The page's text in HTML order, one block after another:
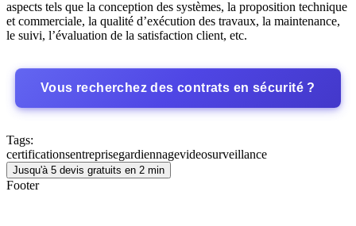
aspects tels que la conception des systèmes, la proposition technique
et commerciale, la qualité d’exécution des travaux, la maintenance,
le suivi, l’évaluation de la satisfaction client, etc.
Vous recherchez des contrats en sécurité ?
Tags:
certificationsentreprisegardiennagevideosurveillance
Jusqu'à 5 devis gratuits en 2 min
Footer